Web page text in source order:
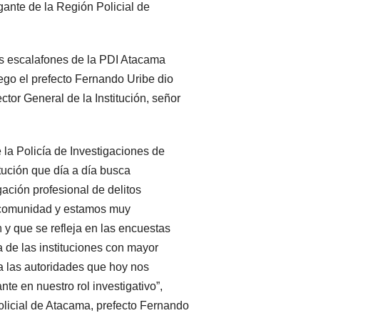
de la Región Policial de
escalafones de la PDI Atacama
el prefecto Fernando Uribe dio
General de la Institución, señor
la Policía de Investigaciones de
que día a día busca
profesional de delitos
y estamos muy
que se refleja en las encuestas
las instituciones con mayor
las autoridades que hoy nos
en nuestro rol investigativo”,
de Atacama, prefecto Fernando